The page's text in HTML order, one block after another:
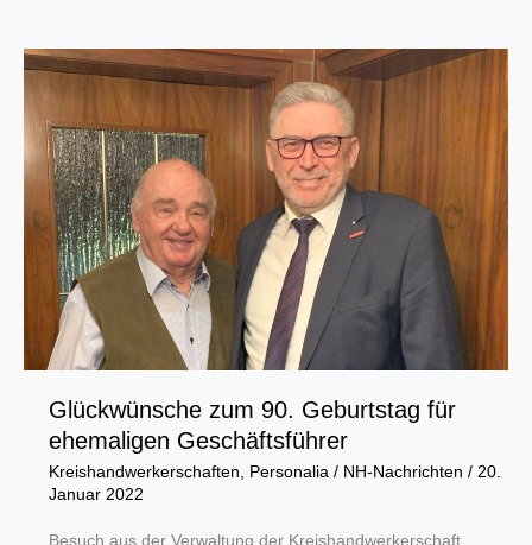
der
Geschäftsführung
Jobcenter
Glückwünsche zum 90. Geburtstag für
ehemaligen Geschäftsführer
Kreishandwerkerschaften, Personalia/ NH-Nachrichten / 20.
Januar 2022
Besuch aus der Verwaltung der Kreishandwerkerschaft